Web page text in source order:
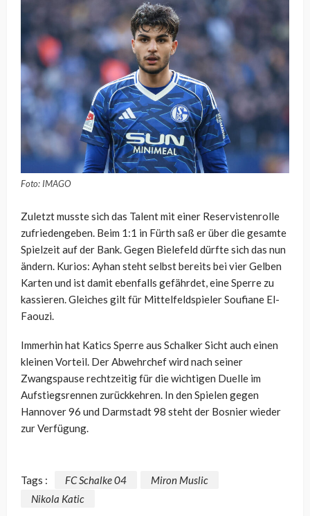
Foto: IMAGO
Zuletzt musste sich das Talent mit einer Reservistenrolle
zufriedengeben. Beim 1:1 in Fürth saß er über die gesamte
Spielzeit auf der Bank. Gegen Bielefeld dürfte sich das nun
ändern. Kurios: Ayhan steht selbst bereits bei vier Gelben
Karten und ist damit ebenfalls gefährdet, eine Sperre zu
kassieren. Gleiches gilt für Mittelfeldspieler Soufiane El-
Faouzi.
Immerhin hat Katics Sperre aus Schalker Sicht auch einen
kleinen Vorteil. Der Abwehrchef wird nach seiner
Zwangspause rechtzeitig für die wichtigen Duelle im
Aufstiegsrennen zurückkehren. In den Spielen gegen
Hannover 96 und Darmstadt 98 steht der Bosnier wieder
zur Verfügung.
Tags : FC Schalke 04
Miron Muslic
Nikola Katic